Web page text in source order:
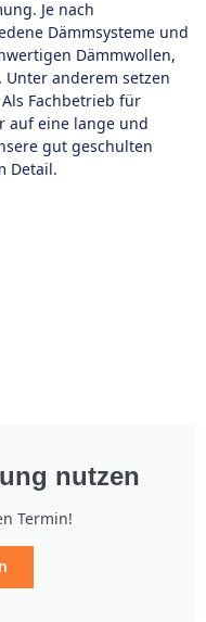
Je nach
Dämmsysteme und
Dämmwollen,
anderem setzen
Fachbetrieb für
auf eine lange und
gut geschulten
Detail.
nutzen
Termin!